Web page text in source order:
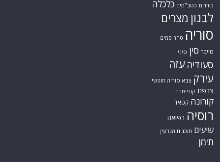
כורדים כטב"מים כלכלה
לבנון מצרים
סוריה סחר סמים
סייבר סין סיני
סעודיה עזה
עירק צבא סוריה חופשי
צרפת קונייטרה
קורונה קטאר
רוסיה רפואה
שיעים תוכנית הגרעין
תימן